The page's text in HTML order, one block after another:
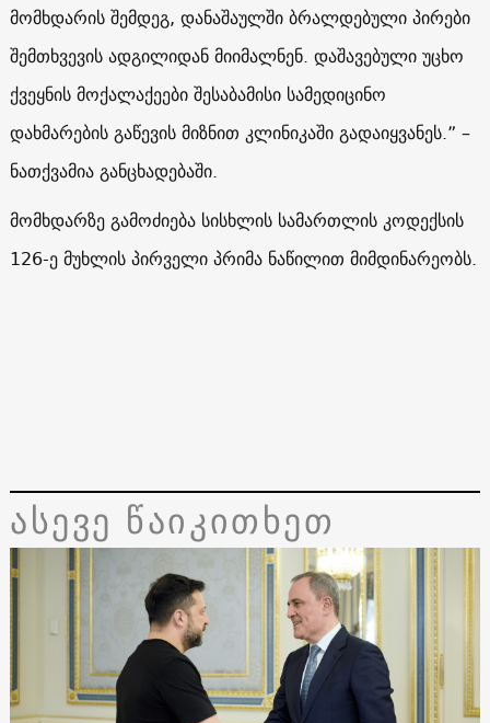
მომხდარის შემდეგ, დანაშაულში ბრალდებული პირები
შემთხვევის ადგილიდან მიიმალნენ. დაშავებული უცხო
ქვეყნის მოქალაქეები შესაბამისი სამედიცინო
დახმარების გაწევის მიზნით კლინიკაში გადაიყვანეს.” –
ნათქვამია განცხადებაში.
მომხდარზე გამოძიება სისხლის სამართლის კოდექსის
126-ე მუხლის პირველი პრიმა ნაწილით მიმდინარეობს.
ასევე წაიკითხეთ